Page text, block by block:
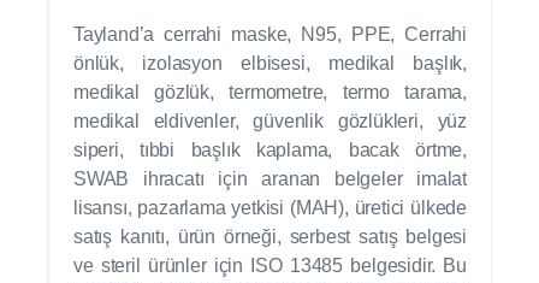
Tayland’a cerrahi maske, N95, PPE, Cerrahi
önlük, izolasyon elbisesi, medikal başlık,
medikal gözlük, termometre, termo tarama,
medikal eldivenler, güvenlik gözlükleri, yüz
siperi, tıbbi başlık kaplama, bacak örtme,
SWAB ihracatı için aranan belgeler imalat
lisansı, pazarlama yetkisi (MAH), üretici ülkede
satış kanıtı, ürün örneği, serbest satış belgesi
ve steril ürünler için ISO 13485 belgesidir. Bu